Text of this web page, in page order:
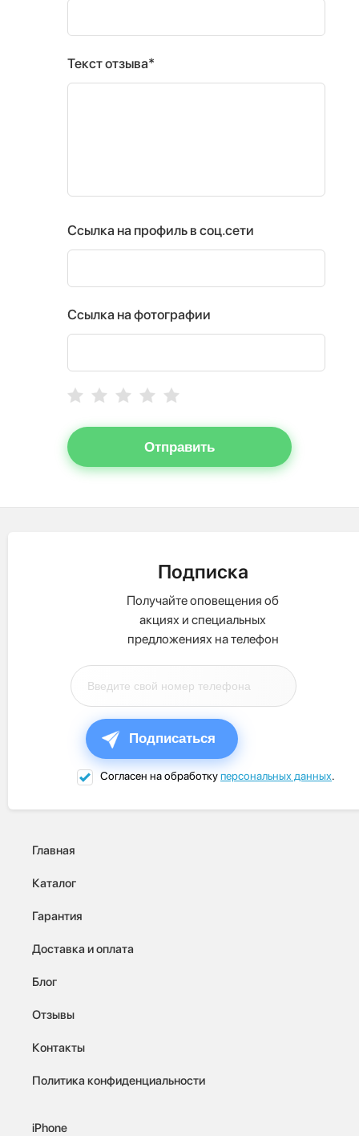
Текст отзыва*
Ссылка на профиль в соц.сети
Ссылка на фотографии
Отправить
Подписка
Получайте оповещения об
акциях и специальных
предложениях на телефон
Подписаться
Согласен на обработкуперсональных данных.
Главная
Каталог
Гарантия
Доставка и оплата
Блог
Отзывы
Контакты
Политика конфиденциальности
iPhone